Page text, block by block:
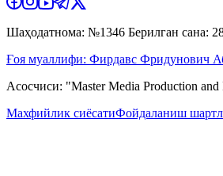
Шаҳодатнома: №1346 Берилган сана:
Ғоя муаллифи: Фирдавс Фридунович
Асосчиси: "Master Media Production and
Махфийлик сиёсатиФойдаланиш